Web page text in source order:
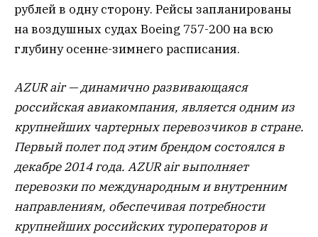
рублей в одну сторону. Рейсы запланированы
на воздушных судах Boeing 757-200 на всю
глубину осенне-зимнего расписания.
AZUR air — динамично развивающаяся
российская авиакомпания, является одним из
крупнейших чартерных перевозчиков в стране.
Первый полет под этим брендом состоялся в
декабре 2014 года. AZUR air выполняет
перевозки по международным и внутренним
направлениям, обеспечивая потребности
крупнейших российских туроператоров и